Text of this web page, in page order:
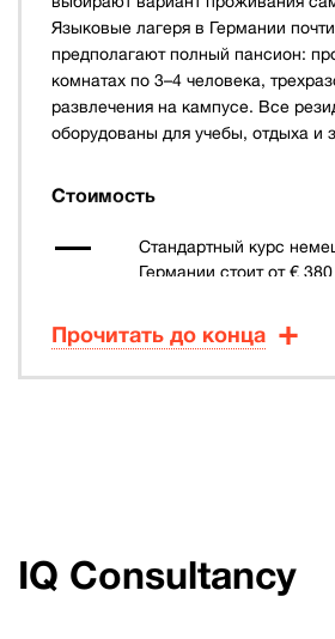
Языковые лагеря в Германии
предполагают полный пансион:
комнатах по 3–4 человека,
развлечения на кампусе. Все
оборудованы для учебы, отдыха и
Стоимость
Стандартный курс
Германии стоит от €
Средняя стоимость
активностей — € 645.
Годовой курс немецкого
Прочитать до конца
IQ Consultancy